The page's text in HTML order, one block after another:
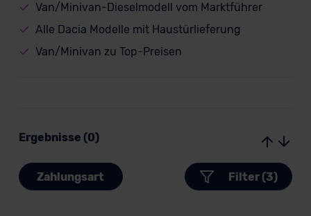
Van/Minivan-Dieselmodell vom Marktführer
Alle Dacia Modelle mit Haustürlieferung
Van/Minivan zu Top-Preisen
Ergebnisse (0)
Zahlungsart Filter (3)